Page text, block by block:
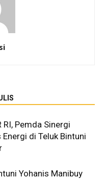
RI, Pemda Sinergi
di Teluk Bintuni
Yohanis Manibuy